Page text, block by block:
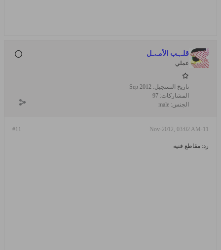
قلـ,ـب الأمـ،ـل
عملي
تاريخ التسجيل: Sep 2012
المشاركات: 97
الجنس: male
#11 11-Nov-2012, 03:02 AM
رد: مقاطع فنيه